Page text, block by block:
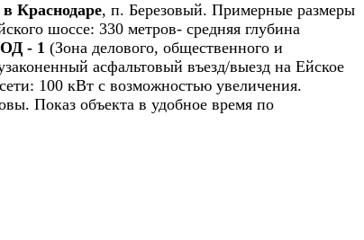
в Краснодаре, п. Березовый. Примерные размеры
шоссе: 330 метров- средняя глубина
ОД - 1 (Зона делового, общественного и
асфальтовый въезд/выезд на Ейское
100 кВт с возможностью увеличения.
Показ объекта в удобное время по